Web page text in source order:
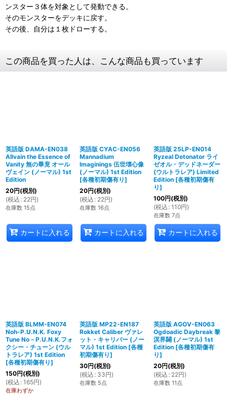
ンスター３体を対象として発動できる。
そのモンスターをデッキに戻す。
その後、自分は１枚ドローする。
この商品を買った人は、こんな商品も買っています
英語版 DAMA-EN038
Allvain the Essence of
Vanity 無の畢竟 オール
ヴェイン (ノーマル) 1st
Edition
20円(税別)
(税込 : 22円)
在庫数 15点
カートに入れる
英語版 CYAC-EN056
Mannadium
Imaginings 伍世壊心像
(ノーマル) 1st Edition
[各種初期傷有り]
20円(税別)
(税込 : 22円)
在庫数 16点
カートに入れる
英語版 25LP-EN014
Ryzeal Detonator ライ
ゼオル・デッドネーダー
(ウルトラレア) Limited
Edition [各種初期傷有
り]
100円(税別)
(税込 : 110円)
在庫数 7点
カートに入れる
英語版 BLMM-EN074
Noh-P.U.N.K. Foxy
Tune No－P.U.N.K.フォ
クシー・チューン (ウル
トラレア) 1st Edition
[各種初期傷有り]
150円(税別)
(税込 : 165円)
在庫わずか
英語版 MP22-EN187
Rokket Caliber ヴァレ
ット・キャリバー (ノー
マル) 1st Edition [各種
初期傷有り]
30円(税別)
(税込 : 33円)
在庫数 5点
英語版 AGOV-EN063
Ogdoadic Daybreak 黎
溟界闢 (ノーマル) 1st
Edition [各種初期傷有
り]
20円(税別)
(税込 : 22円)
在庫数 11点